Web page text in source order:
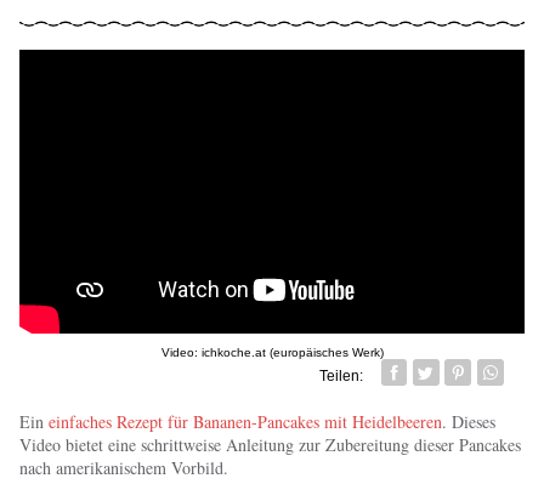
Video: ichkoche.at (europäisches Werk)
Teilen:
Facebook
TwitterPin it
Ein einfaches Rezept für Bananen-Pancakes mit Heidelbeeren. Dieses
Video bietet eine schrittweise Anleitung zur Zubereitung dieser Pancakes
nach amerikanischem Vorbild.